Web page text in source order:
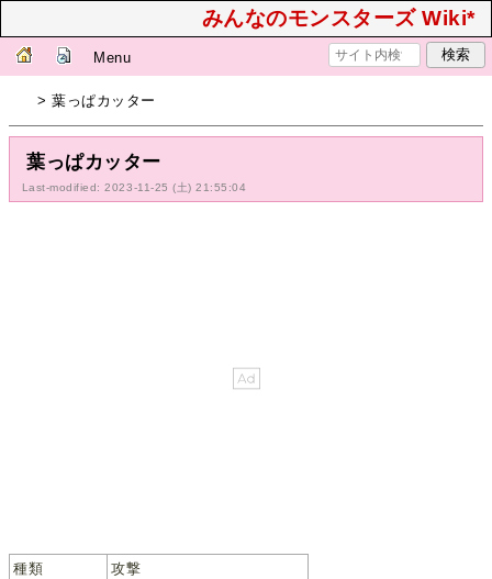
みんなのモンスターズ Wiki*
Menu
> 葉っぱカッター
葉っぱカッター
Last-modified: 2023-11-25 (土) 21:55:04
種類
攻撃